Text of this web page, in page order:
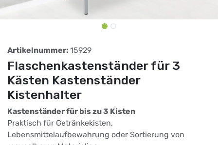
Artikelnummer: 15929
Flaschenkastenständer für 3
Kästen Kastenständer
Kistenhalter
Kastenständer für bis zu 3 Kisten
Praktisch für Getränkekisten,
Lebensmittelaufbewahrung oder Sortierung von